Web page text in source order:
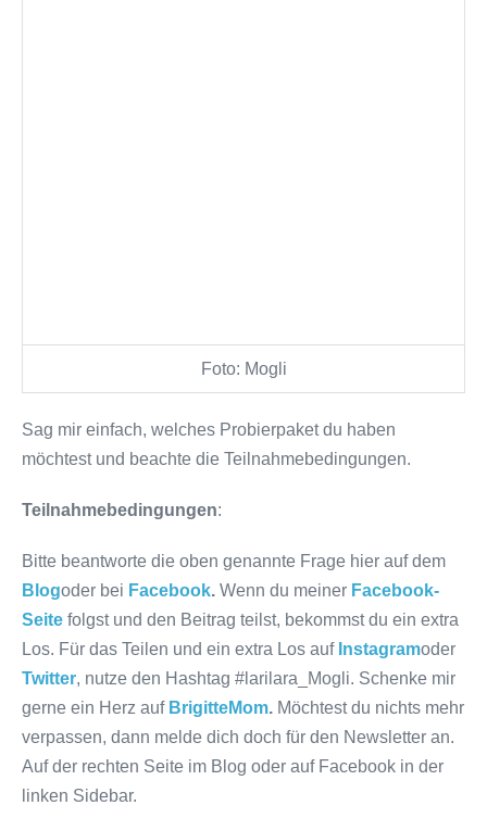
Foto: Mogli
Sag mir einfach, welches Probierpaket du haben
möchtest und beachte die Teilnahmebedingungen.
Teilnahmebedingungen:
Bitte beantworte die oben genannte Frage hier auf dem
Blogoder bei Facebook. Wenn du meiner Facebook-
Seite folgst und den Beitrag teilst, bekommst du ein extra
Los. Für das Teilen und ein extra Los auf Instagramoder
Twitter, nutze den Hashtag #larilara_Mogli. Schenke mir
gerne ein Herz auf BrigitteMom. Möchtest du nichts mehr
verpassen, dann melde dich doch für den Newsletter an.
Auf der rechten Seite im Blog oder auf Facebook in der
linken Sidebar.